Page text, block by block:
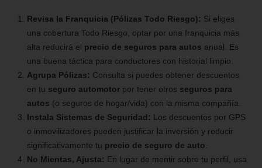
Revisa la Franquicia (Pólizas Todo Riesgo): Si eliges
una cobertura Todo Riesgo, optar por una franquicia más
alta reducirá el precio de seguros para autos anual. Es
una buena táctica para conductores con historial limpio.
Agrupa Pólizas: Consulta si puedes obtener descuentos
en tu seguro automotorpor tener otros seguros para
autos (o seguros de hogar/vida) con la misma compañía.
Instala Sistemas de Seguridad: Los descuentos por GPS
o inmovilizadores pueden justificar la inversión y reducir
significativamente tu precio de seguro de auto
No Mientas, Ajusta: En lugar de mentir sobre tu perfil, usa